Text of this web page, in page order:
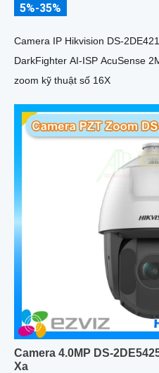
5%-35%
Camera IP Hikvision DS-
DarkFighter AI-ISP AcuSense
zoom kỹ thuật số 16X
Camera 4.0MP DS-
Xa